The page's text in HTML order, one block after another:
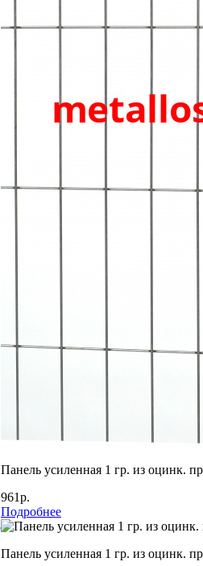
Панель усиленная 1 гр. из оцинк.
961р.
Подробнее
Панель усиленная 1 гр. из оцинк.